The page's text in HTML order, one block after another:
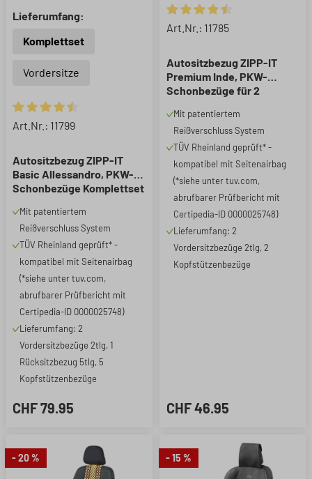
Lieferumfang:
Komplettset
Vordersitze
Durchschnittliche Bewertung von 4.55 von 5 Sternen
Art.Nr.: 11799
Autositzbezug ZIPP-IT
Basic Allessandro, PKW-
Schonbezüge Komplettset
System schwarz
Mit patentiertem
Reißverschluss System
TÜV Rheinland geprüft* -
kompatibel mit Seitenairbag
(*siehe unter tuv.com,
abrufbarer Prüfbericht mit
Certipedia-ID 0000025748)
Lieferumfang: 2
Vordersitzbezüge 2tlg, 1
Rücksitzbezug 5tlg, 5
Kopfstützenbezüge
CHF 79.95
Durchschnittliche Bewertung
Art.Nr.: 11785
Autositzbezug ZIPP-IT
Premium Inde, PKW-
Schonbezüge für 2
Reißverschluss-System
schwarz/grau
Mit patentiertem
Reißverschluss System
TÜV Rheinland geprüft* -
kompatibel mit Seitenairbag
(*siehe unter tuv.com,
abrufbarer Prüfbericht mit
Certipedia-ID 0000025748)
Lieferumfang: 2
Vordersitzbezüge 2tlg, 2
Kopfstützenbezüge
CHF 46.95
- 20 % - 15 %